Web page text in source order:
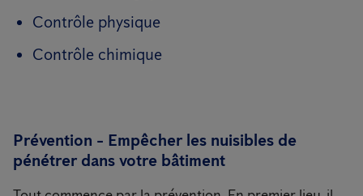
Contrôle physique
Contrôle chimique
Prévention - Empêcher les nuisibles de
pénétrer dans votre bâtiment